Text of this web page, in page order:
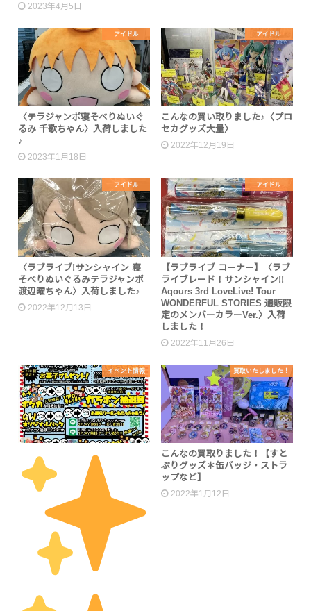
2023年4月5日
アイドル
〈テラジャンボ寝そべりぬいぐ
るみ 千歌ちゃん〉入荷しました
♪
2023年1月18日
アイドル
こんなの買い取りました♪〈プロ
セカグッズ大量〉
2022年12月19日
アイドル
〈ラブライブ!サンシャイン 寝
そべりぬいぐるみテラジャンボ
渡辺曜ちゃん〉入荷しました♪
2022年12月13日
アイドル
【ラブライブ コーナー】〈ラブ
ライブレード！サンシャイン!!
Aqours 3rd LoveLive! Tour
WONDERFUL STORIES 通販限
定のメンバーカラーVer.〉入荷
しました！
2022年11月26日
イベント情報 買取いたしました！
こんなの買取りました！【すと
ぷりグッズ＊缶バッジ・ストラ
ップなど】
2022年1月12日